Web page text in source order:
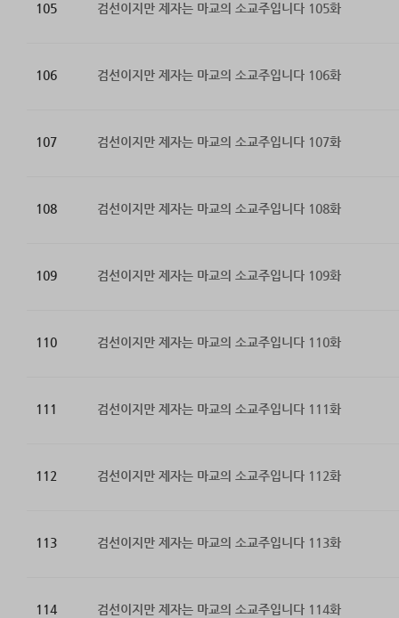
105 검선이지만 제자는 마교의 소교주입니다 105화
106 검선이지만 제자는 마교의 소교주입니다 106화
107 검선이지만 제자는 마교의 소교주입니다 107화
108 검선이지만 제자는 마교의 소교주입니다 108화
109 검선이지만 제자는 마교의 소교주입니다 109화
110 검선이지만 제자는 마교의 소교주입니다 110화
111 검선이지만 제자는 마교의 소교주입니다 111화
112 검선이지만 제자는 마교의 소교주입니다 112화
113 검선이지만 제자는 마교의 소교주입니다 113화
114 검선이지만 제자는 마교의 소교주입니다 114화